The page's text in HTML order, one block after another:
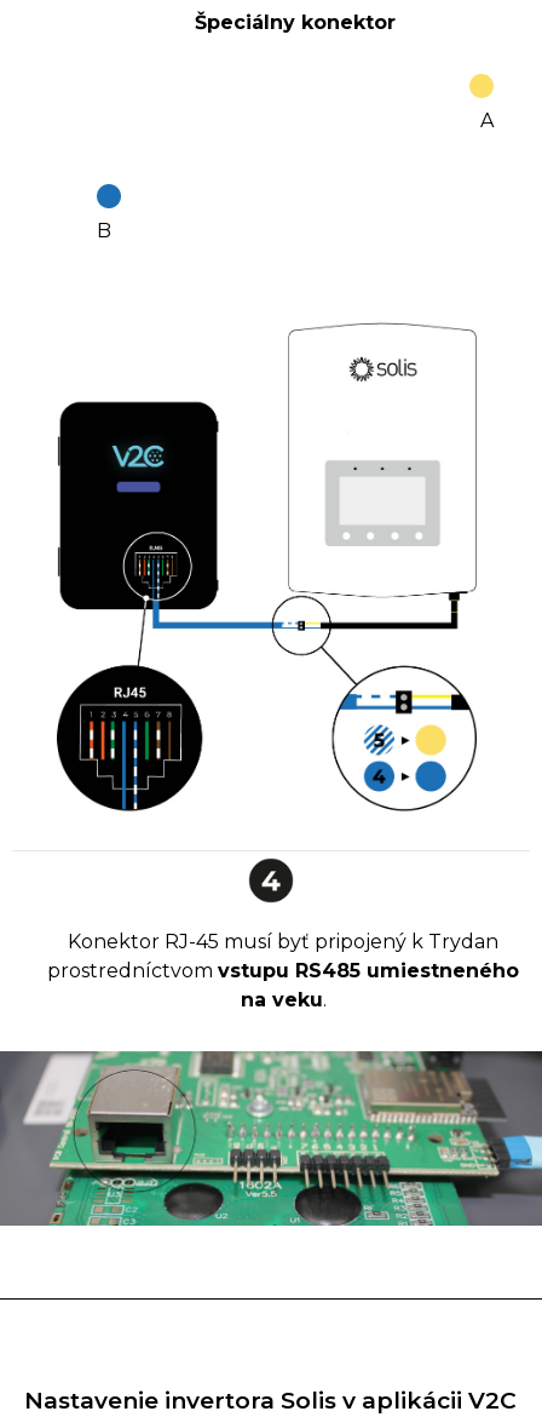
Špeciálny konektor
A
B
Konektor RJ-45 musí byť pripojený k Trydan
prostredníctvom vstupu RS485 umiestneného
na veku.
Nastavenie invertora Solis v aplikácii V2C